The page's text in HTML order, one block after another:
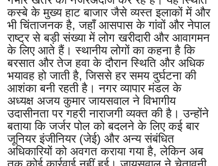
कस्बे के मुख्य हाट बाजार जैसे व्यस्त इलाकों में और
भी चिंताजनक है, जहाँ आसपास के गांवों और नेपाल
राष्ट्र से बड़ी संख्या में लोग खरीदारी और आवागमन
के लिए आते हैं। स्थानीय लोगों का कहना है कि
बरसात और तेज हवा के दौरान स्थिति और अधिक
भयावह हो जाती है, जिससे हर समय दुर्घटना की
आशंका बनी रहती है। नगर व्यापार मंडल के
अध्यक्ष अजय कुमार जायसवाल ने विभागीय
उदासीनता पर गहरी नाराजगी व्यक्त की है। उन्होंने
बताया कि जर्जर पोल को बदलने के लिए कई बार
जूनियर इंजीनियर (जेई) और अन्य संबंधित
अधिकारियों को अवगत कराया गया है, लेकिन अब